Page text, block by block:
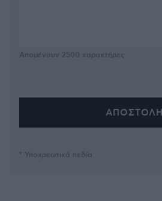
Απομένουν 2500 χαρακτήρες
* Υποχρεωτικά πεδία